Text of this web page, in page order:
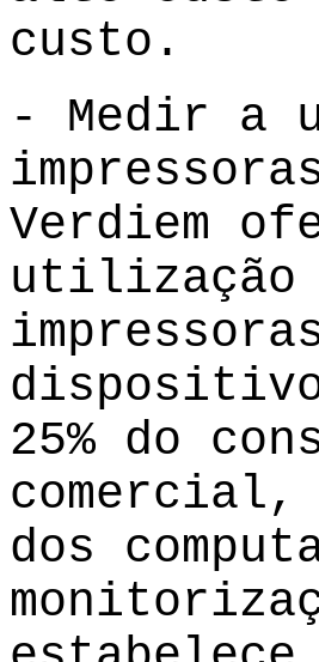
custo.
- Medir a
Verdiem
utilização
25% do
comercial,
dos